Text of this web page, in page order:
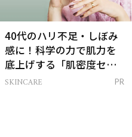
40代のハリ不足・しぼみ
感に！科学の力で肌力を
底上げする「肌密度セラ
ム」
SKINCARE PR